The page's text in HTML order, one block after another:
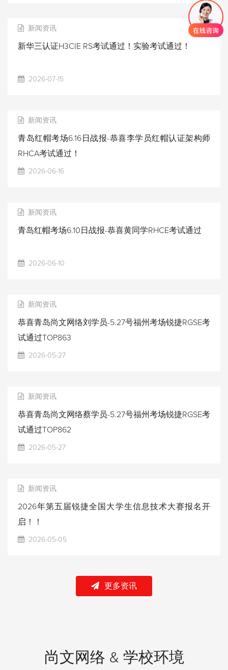
新闻资讯
新华三认证H3CIE RS考试通过！实验考试通过！
2026-07-15
新闻资讯
青岛红帽考场6.16日战报-恭喜李学员红帽认证架构师
RHCA考试通过！
2026-06-16
新闻资讯
青岛红帽考场6.10日战报-恭喜黄同学RHCE考试通过
2026-06-10
新闻资讯
恭喜青岛尚文网络刘学员-5.27号福州考场锐捷RGSE考
试通过TOP863
2026-05-27
新闻资讯
恭喜青岛尚文网络蔡学员-5.27号福州考场锐捷RGSE考
试通过TOP862
2026-05-27
新闻资讯
2026年第五届锐捷全国大学生信息技术大赛报名开
启！！
2026-05-05
更多资讯
尚文网络 & 学校环境